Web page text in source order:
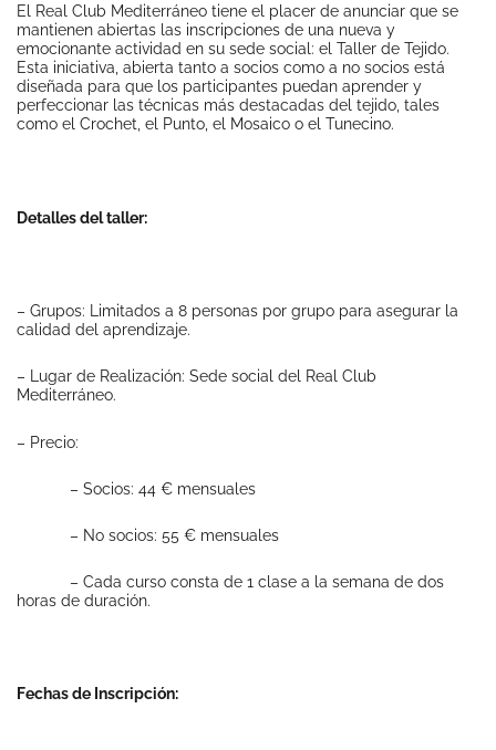
El Real Club Mediterráneo tiene el placer de anunciar que se
mantienen abiertas las inscripciones de una nueva y
emocionante actividad en su sede social: el Taller de Tejido.
Esta iniciativa, abierta tanto a socios como a no socios está
diseñada para que los participantes puedan aprender y
perfeccionar las técnicas más destacadas del tejido, tales
como el Crochet, el Punto, el Mosaico o el Tunecino.
Detalles del taller:
– Grupos: Limitados a 8 personas por grupo para asegurar la
calidad del aprendizaje.
– Lugar de Realización: Sede social del Real Club
Mediterráneo.
– Precio:
– Socios: 44 € mensuales
– No socios: 55 € mensuales
– Cada curso consta de 1 clase a la semana de dos
horas de duración.
Fechas de Inscripción: